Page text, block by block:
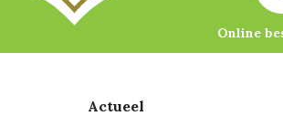
Online
Actueel